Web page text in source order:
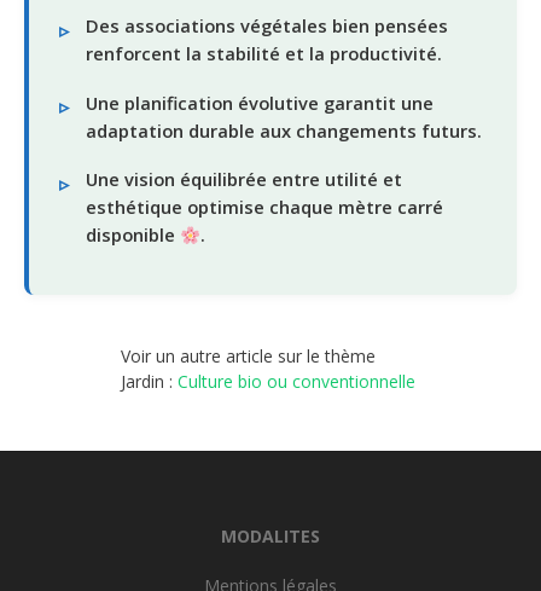
Des associations végétales bien pensées
renforcent la stabilité et la productivité.
Une planification évolutive garantit une
adaptation durable aux changements futurs.
Une vision équilibrée entre utilité et
esthétique optimise chaque mètre carré
disponible
.
Voir un autre article sur le thème
Jardin : Culture bio ou conventionnelle
MODALITES
Mentions légales